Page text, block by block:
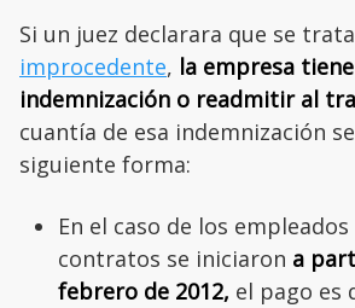
Si un juez declarara que se
improcedente, la empresa
indemnización o readmitir al
cuantía de esa indemnización
siguiente forma:
En el caso de los empleados
contratos se iniciaron a
febrero de 2012, el pago es